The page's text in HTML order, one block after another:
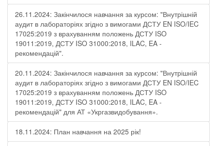
26.11.2024: Закінчилося навчання за курсом: "Внутрішній
аудит в лабораторіях згідно з вимогами ДСТУ EN ISO/IEC
17025:2019 з врахуванням положень ДСТУ ISO
19011:2019, ДСТУ ISO 31000:2018, ILAC, EA -
рекомендацій".
20.11.2024: Закінчилося навчання за курсом: "Внутрішній
аудит в лабораторіях згідно з вимогами ДСТУ EN ISO/IEC
17025:2019 з врахуванням положень ДСТУ ISO
19011:2019, ДСТУ ISO 31000:2018, ILAC, EA -
рекомендацій" для АТ «Укргазвидобування».
18.11.2024: План навчання на 2025 рік!